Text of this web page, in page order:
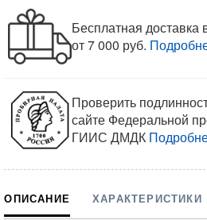
Бесплатная доставка
от 7 000 руб.
Проверить
сайте Федеральной
ГИИС ДМДК
ОПИСАНИЕ ХАРАКТЕРИСТИКИ